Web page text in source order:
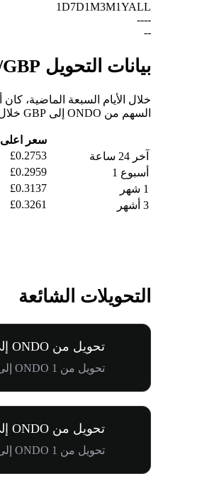
1D7D1M3M1YALL
--
--
--
بيانات التحويل ONDO/GBP: تقلبات القيمة وتغييرات الأسعار من ONDO إلى GBP
السهم من ONDO إلى GBP خلال الـ 24 ساعة الماضية، والـ 30 يومًا الماضية، والـ 90 يومًا الماضية.
سعر اعلى
آخر 24 ساعة
£0.2753
أسبوع 1
£0.2959
1 شهر
£0.3137
3 أشهر
£0.3261
التحويلات الشائعة
تحويل من ONDO إلى USD
تحويل من 1 ONDO إلى $0.3488
تحويل من ONDO إلى IDR
تحويل من 1 ONDO إلى Rp6.23K